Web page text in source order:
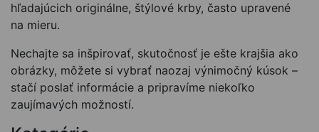
hľadajúcich originálne, štýlové krby, často upravené
na mieru.
Nechajte sa inšpirovať, skutočnosť je ešte krajšia ako
obrázky, môžete si vybrať naozaj výnimočný kúsok –
stačí poslať informácie a pripravíme niekoľko
zaujímavých možností.